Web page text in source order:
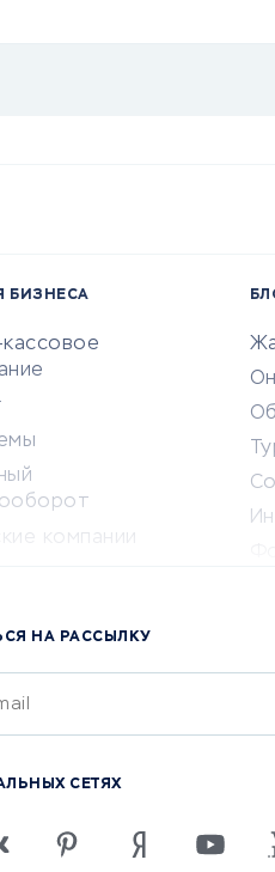
БИЗНЕСА
компании
онлайн
доменов
НА РАССЫЛКУ
СЕТЯХ